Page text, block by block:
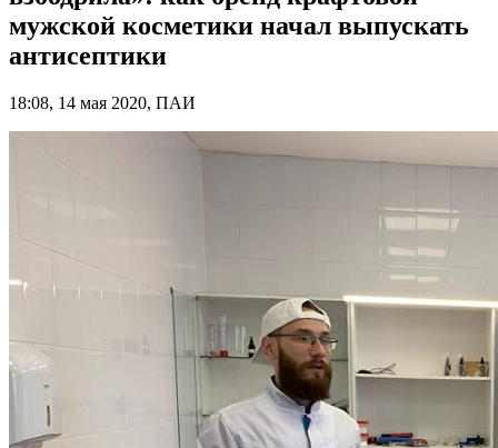
мужской косметики начал выпускать
антисептики
18:08, 14 мая 2020, ПАИ